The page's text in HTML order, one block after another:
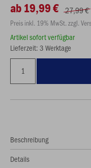
ab 19,99 € 27,99 €
Preis inkl. 19% MwSt. zzgl.
Artikel sofort verfügbar
Lieferzeit: 3 Werktage
Beschreibung
Details